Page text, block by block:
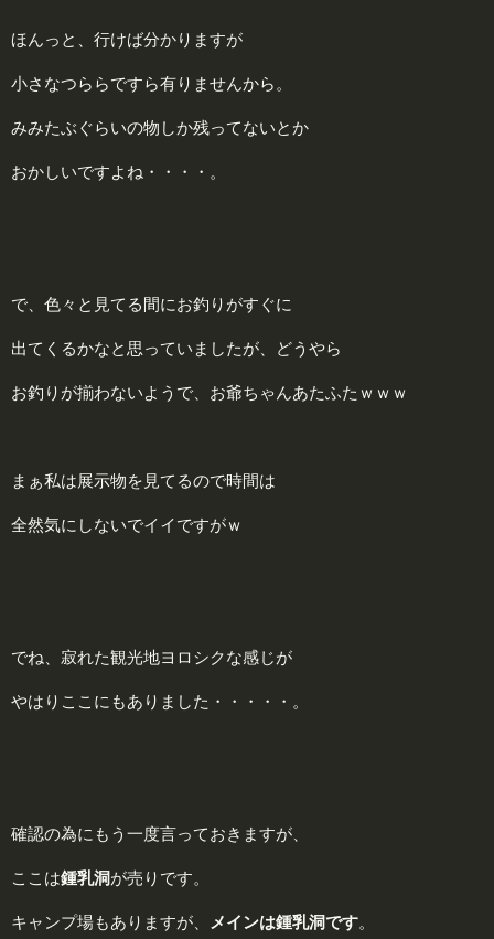
ほんっと、行けば分かりますが
小さなつららですら有りませんから。
みみたぶぐらいの物しか残ってないとか
おかしいですよね・・・・。
で、色々と見てる間にお釣りがすぐに
出てくるかなと思っていましたが、どうやら
お釣りが揃わないようで、お爺ちゃんあたふたｗｗｗ
まぁ私は展示物を見てるので時間は
全然気にしないでイイですがｗ
でね、寂れた観光地ヨロシクな感じが
やはりここにもありました・・・・・。
確認の為にもう一度言っておきますが、
ここは鍾乳洞が売りです。
キャンプ場もありますが、 メインは鍾乳洞です。